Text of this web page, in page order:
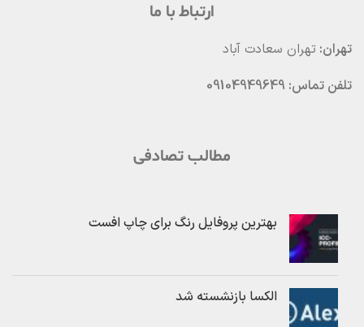
ارتباط با ما
تهران: تهران سعادت آباد
تلفن تماس: 09104949649
مطالب تصادفی
بهترین پروفایل رنگ برای چاپ افست
الکسا بازنشسته شد